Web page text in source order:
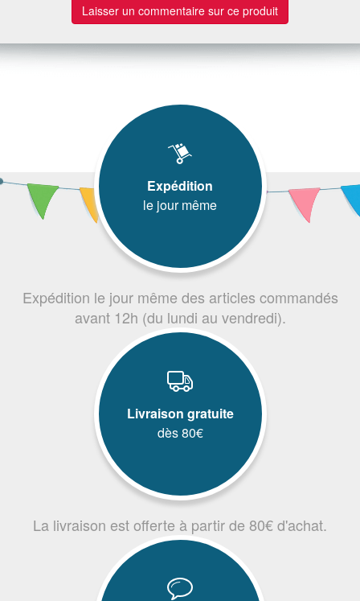
Laisser un commentaire sur ce produit
Expédition
le jour même
Expédition le jour même des articles commandés
avant 12h (du lundi au vendredi).
Livraison gratuite
dès 80€
La livraison est offerte à partir de 80€ d'achat.